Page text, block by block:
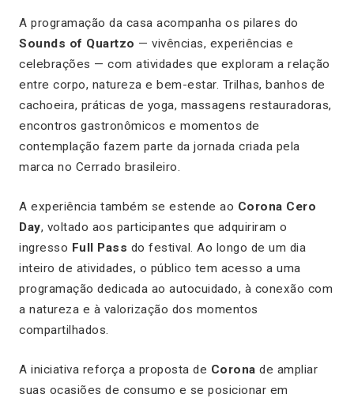
A programação da casa acompanha os pilares do
Sounds of Quartzo — vivências, experiências e
celebrações — com atividades que exploram a relação
entre corpo, natureza e bem-estar. Trilhas, banhos de
cachoeira, práticas de yoga, massagens restauradoras,
encontros gastronômicos e momentos de
contemplação fazem parte da jornada criada pela
marca no Cerrado brasileiro.
A experiência também se estende ao Corona Cero
Day, voltado aos participantes que adquiriram o
ingresso Full Pass do festival. Ao longo de um dia
inteiro de atividades, o público tem acesso a uma
programação dedicada ao autocuidado, à conexão com
a natureza e à valorização dos momentos
compartilhados.
A iniciativa reforça a proposta de Corona de ampliar
suas ocasiões de consumo e se posicionar em